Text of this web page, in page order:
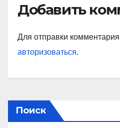
Добавить
Для отправки
авторизоваться.
Поиск